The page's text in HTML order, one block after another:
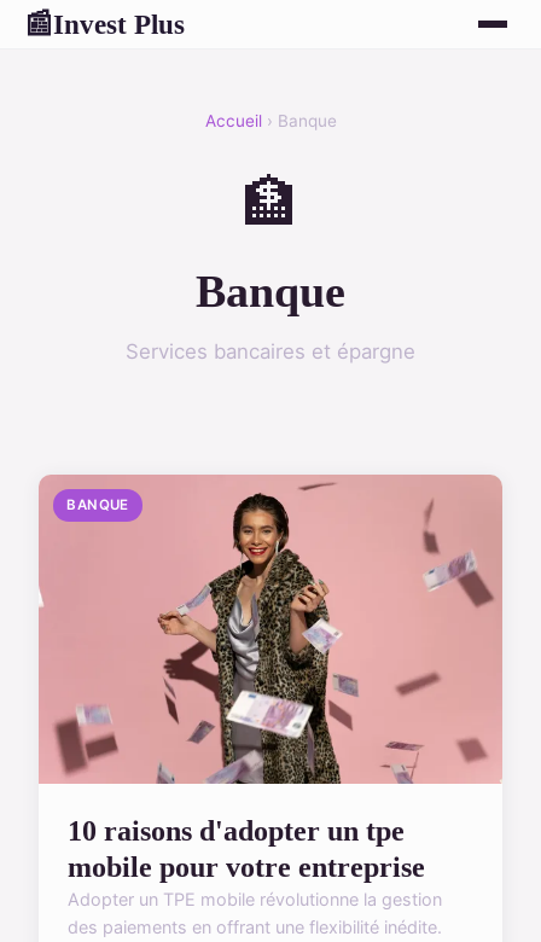
📰Invest Plus
Accueil› Banque
🏦
Banque
Services bancaires et épargne
BANQUE
10 raisons d'adopter un tpe
mobile pour votre entreprise
Adopter un TPE mobile révolutionne la gestion
des paiements en offrant une flexibilité inédite.